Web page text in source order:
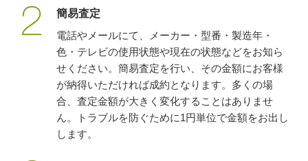
簡易査定
電話やメールにて、メーカー・型番・製造年・
色・テレビの使用状態や現在の状態などをお知ら
せください。簡易査定を行い、その金額にお客様
が納得いただければ成約となります。多くの場
合、査定金額が大きく変化することはありませ
ん。トラブルを防ぐために1円単位で金額をお出し
します。